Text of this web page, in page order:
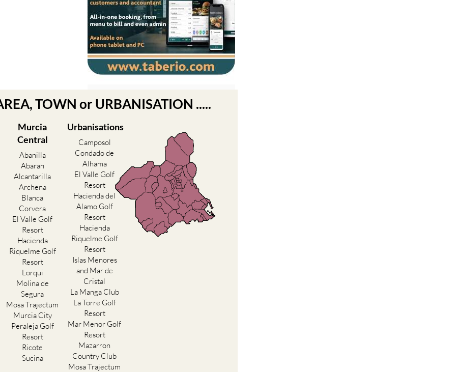
TOWN or URBANISATION .....
Murcia
Central
Abanilla
Abaran
Alcantarilla
Archena
Blanca
Corvera
El Valle Golf
Resort
Hacienda
Riquelme Golf
Resort
Lorqui
Molina de
Segura
Mosa Trajectum
Murcia City
Peraleja Golf
Resort
Ricote
Sucina
Urbanisations
Camposol
Condado de
Alhama
El Valle Golf
Resort
Hacienda del
Alamo Golf
Resort
Hacienda
Riquelme Golf
Resort
Islas Menores
and Mar de
Cristal
La Manga Club
La Torre Golf
Resort
Mar Menor Golf
Resort
Mazarron
Country Club
Mosa Trajectum